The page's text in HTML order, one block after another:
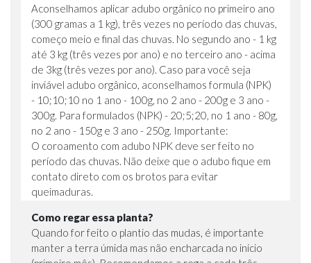
Aconselhamos aplicar adubo orgânico no primeiro ano
(300 gramas a 1 kg), três vezes no período das chuvas,
começo meio e final das chuvas. No segundo ano - 1 kg
até 3 kg (três vezes por ano) e no terceiro ano - acima
de 3kg (três vezes por ano). Caso para você seja
inviável adubo orgânico, aconselhamos formula (NPK)
- 10;10;10 no 1 ano - 100g, no 2 ano - 200g e 3 ano -
300g. Para formulados (NPK) - 20;5;20, no 1 ano - 80g,
no 2 ano - 150g e 3 ano - 250g. Importante:
O coroamento com adubo NPK deve ser feito no
período das chuvas. Não deixe que o adubo fique em
contato direto com os brotos para evitar
queimaduras.
Como regar essa planta?
Quando for feito o plantio das mudas, é importante
manter a terra úmida mas não encharcada no inicio